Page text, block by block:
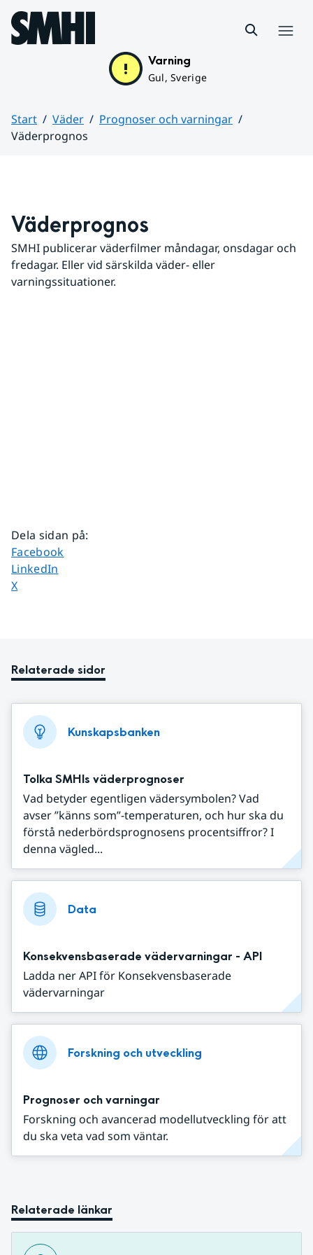
Hoppa till sidans innehåll
Varning
Gul, Sverige
Start Väder
Prognoser och varningar
Väderprognos
Väderprognos
SMHI publicerar väderfilmer måndagar, onsdagar och
fredagar. Eller vid särskilda väder- eller
varningssituationer.
Dela sidan på:
Dela sidan på
Facebook
Dela sidan på
LinkedIn
Dela sidan på
X
Relaterade sidor
Kunskapsbanken
Tolka SMHIs väderprognoser
Vad betyder egentligen vädersymbolen? Vad
avser ”känns som”-temperaturen, och hur ska du
förstå nederbördsprognosens procentsiffror? I
denna vägled...
Data
Konsekvensbaserade vädervarningar - API
Ladda ner API för Konsekvensbaserade
vädervarningar
Forskning och utveckling
Prognoser och varningar
Forskning och avancerad modellutveckling för att
du ska veta vad som väntar.
Relaterade länkar